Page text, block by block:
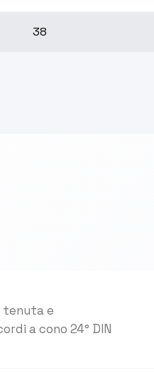
38
tenuta e
a cono 24° DIN